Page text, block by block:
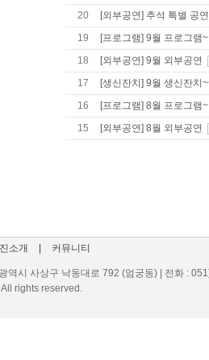
20
[외부공연] 추석 특별 공연
19
[프로그램] 9월 프로그램~
18
[외부공연] 9월 외부공연
17
[생신잔치] 9월 생신잔치
16
[프로그램] 8월 프로그램~
15
[외부공연] 8월 외부공연
소개 커뮤니티
역시 사상구 낙동대로 792 (엄궁동) | 전화 :
rights reserved.